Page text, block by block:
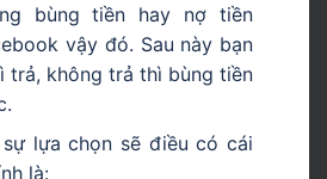
bùng tiền hay nợ tiền
vậy đó. Sau này bạn
trả, không trả thì bùng tiền
lựa chọn sẽ điều có cái
là: